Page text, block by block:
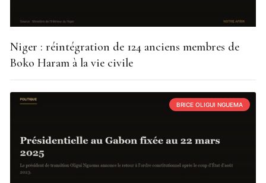
Niger : réintégration de 124 anciens membres de
Boko Haram à la vie civile
BRICE OLIGUI NGUEMA